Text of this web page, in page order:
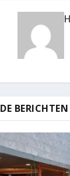
BERICHTEN